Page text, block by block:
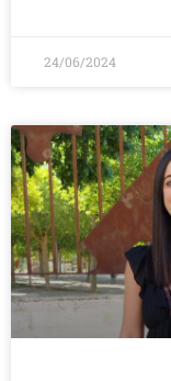
24/06/2024